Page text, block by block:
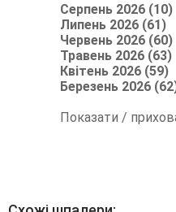
Серпень 2026 (10)
Липень 2026 (61)
Червень 2026 (60)
Травень 2026 (63)
Квітень 2026 (59)
Березень 2026
Показати /